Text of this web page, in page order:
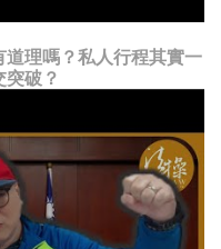
理嗎？私人行程其實一
破？